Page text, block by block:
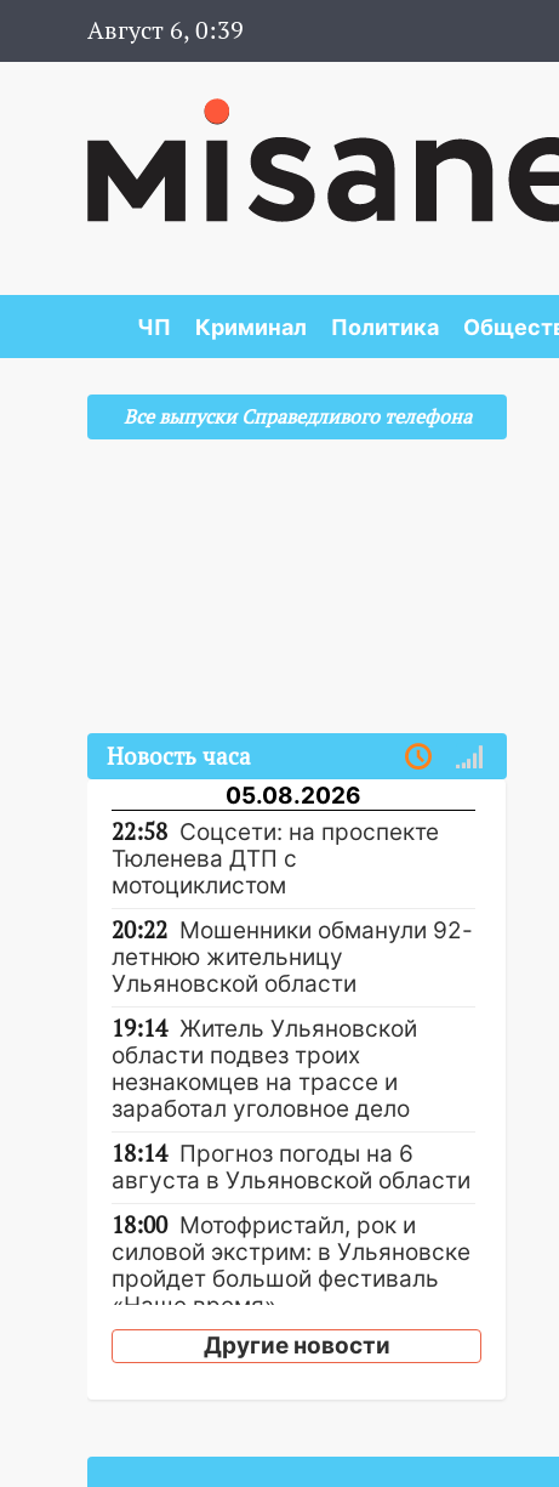
Август 6, 0:39
ЧП Криминал Политика
Все выпуски Справедливого телефона
Новость часа
05.08.2026
22:58 Соцсети: на проспекте
Тюленева ДТП с
мотоциклистом
20:22 Мошенники обманули 92-
летнюю жительницу
Ульяновской области
19:14 Житель Ульяновской
области подвез троих
незнакомцев на трассе и
заработал уголовное дело
18:14 Прогноз погоды на 6
августа в Ульяновской области
18:00 Мотофристайл, рок и
силовой экстрим: в Ульяновске
пройдет большой фестиваль
«Наше время»
17:30
Где есть бензин в
17:05
Другие новости